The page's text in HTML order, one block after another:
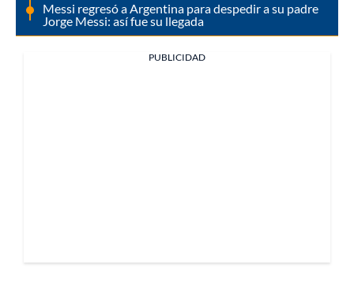
Messi regresó a Argentina para despedir a su padre
Jorge Messi: así fue su llegada
PUBLICIDAD